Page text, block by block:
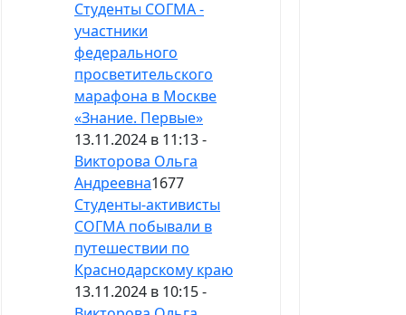
Студенты СОГМА -
участники
федерального
просветительского
марафона в Москве
«Знание. Первые»
13.11.2024 в 11:13 -
Викторова Ольга
Андреевна1677
Студенты-активисты
СОГМА побывали в
путешествии по
Краснодарскому краю
13.11.2024 в 10:15 -